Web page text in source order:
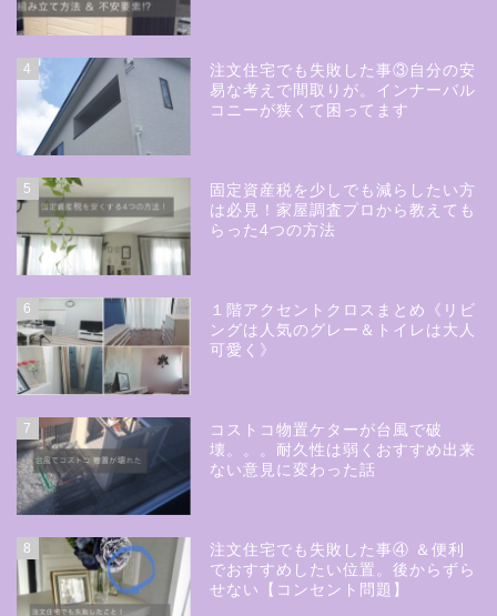
4
注文住宅でも失敗した事③自分の安
易な考えで間取りが。インナーバル
コニーが狭くて困ってます
5
固定資産税を少しでも減らしたい方
は必見！家屋調査プロから教えても
らった4つの方法
6
１階アクセントクロスまとめ《リビ
ングは人気のグレー＆トイレは大人
可愛く》
7
コストコ物置ケターが台風で破
壊。。。耐久性は弱くおすすめ出来
ない意見に変わった話
8
注文住宅でも失敗した事④ ＆便利
でおすすめしたい位置。後からずら
せない【コンセント問題】